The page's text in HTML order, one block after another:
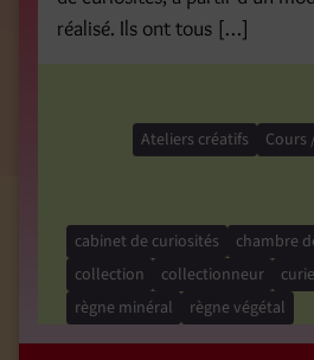
réalisé. Ils ont tous […]
Ateliers créatifs Cours
cabinet de curiosités
chambre
collection
collectionneur
règne minéral
règne végétal